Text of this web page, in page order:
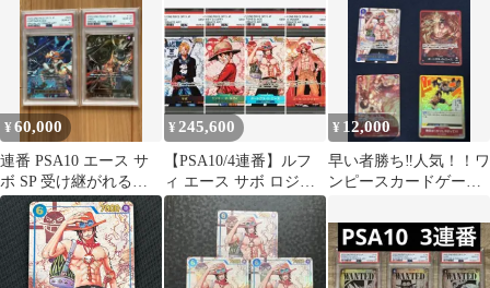
¥60,000
連番 PSA10 エース サ
ボ SP 受け継がれる意
志
¥ 245,600
【PSA10/4連番】ルフ
ィ エース サボ ロジャ
ー 受け継がれる意思
¥ 12,000
早い者勝ち‼️人気！！ワ
ンピースカードゲーム
ス 4枚セット